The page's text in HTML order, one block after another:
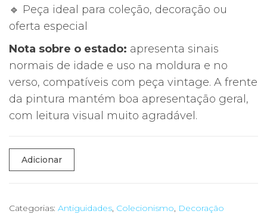
🔹 Peça ideal para coleção, decoração ou
oferta especial
Nota sobre o estado: apresenta sinais
normais de idade e uso na moldura e no
verso, compatíveis com peça vintage. A frente
da pintura mantém boa apresentação geral,
com leitura visual muito agradável.
Quantidade
de
Pintura
Adicionar
Categorias: Antiguidades, Colecionismo, Decoração